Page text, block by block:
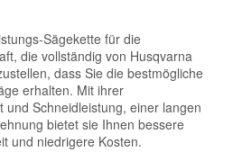
Sägekette für die
die vollständig von Husqvarna
dass Sie die bestmögliche
erhalten. Mit ihrer
und Schneidleistung, einer langen
bietet sie Ihnen bessere
und niedrigere Kosten.